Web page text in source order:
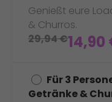
Genießt eure
& Churros.
29,94€14,90
Für 3
Getränke &